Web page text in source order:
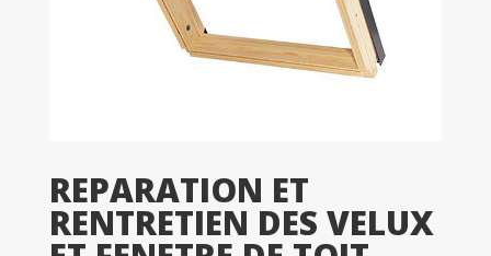
REPARATION ET
RENTRETIEN DES VELUX